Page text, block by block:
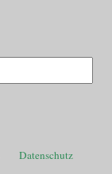
Datenschutz